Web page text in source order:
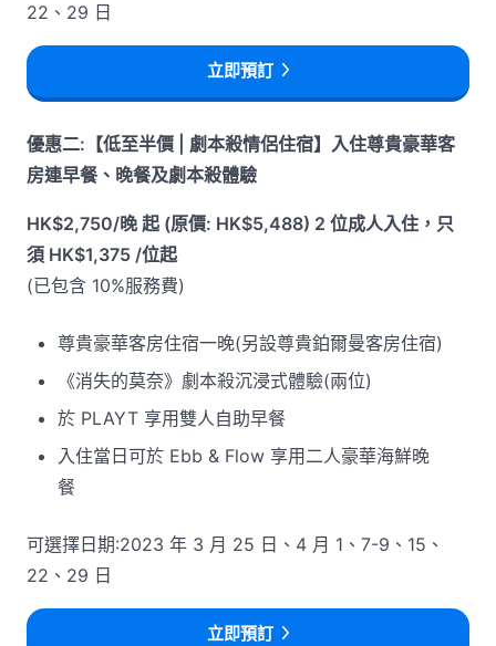
22、29 日
立即預訂
優惠二:【低至半價 | 劇本殺情侶住宿】入住尊貴豪華客
房連早餐、晚餐及劇本殺體驗
HK$2,750/晚 起 (原價: HK$5,488) 2 位成人入住，只
須 HK$1,375 /位起
(已包含 10%服務費)
尊貴豪華客房住宿一晚(另設尊貴鉑爾曼客房住宿)
《消失的莫奈》劇本殺沉浸式體驗(兩位)
於 PLAYT 享用雙人自助早餐
入住當日可於 Ebb & Flow 享用二人豪華海鮮晚
餐
可選擇日期:2023 年 3 月 25 日、4 月 1、7-9、15、
22、29 日
立即預訂